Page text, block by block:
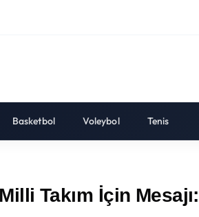
Basketbol Voleybol Tenis
Takım İçin